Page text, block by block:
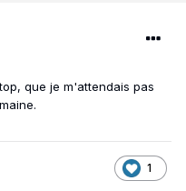
que je m'attendais pas
1